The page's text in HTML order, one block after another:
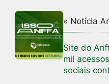
« Notícia
Site do
mil
sociais